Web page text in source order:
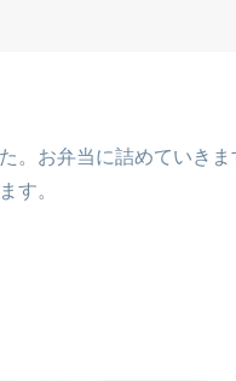
。お弁当に詰めていき
す。